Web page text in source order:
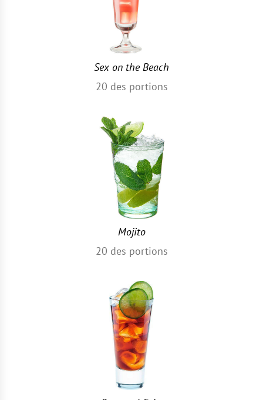
Sex on the Beach
20 des portions
Mojito
20 des portions